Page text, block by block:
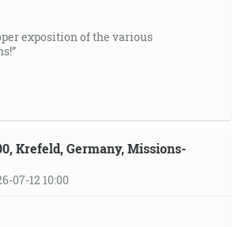
exposition of the various
Krefeld, Germany, Missions-
07-12 10:00